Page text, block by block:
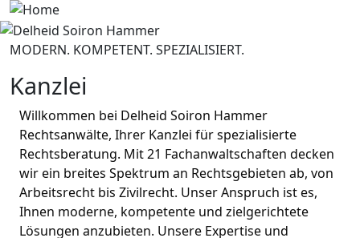
Skip to main content
Image
MODERN. KOMPETENT. SPEZIALISIERT.
Kanzlei
Willkommen bei Delheid Soiron Hammer
Rechtsanwälte, Ihrer Kanzlei für spezialisierte
Rechtsberatung. Mit 21 Fachanwaltschaften decken
wir ein breites Spektrum an Rechtsgebieten ab, von
Arbeitsrecht bis Zivilrecht. Unser Anspruch ist es,
Ihnen moderne, kompetente und zielgerichtete
Lösungen anzubieten. Unsere Expertise und